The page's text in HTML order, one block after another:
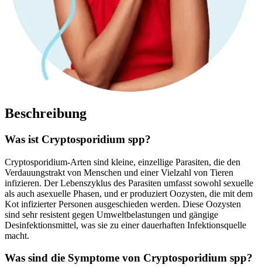
Beschreibung
Was ist Cryptosporidium spp?
Cryptosporidium-Arten sind kleine, einzellige Parasiten, die den
Verdauungstrakt von Menschen und einer Vielzahl von Tieren
infizieren. Der Lebenszyklus des Parasiten umfasst sowohl sexuelle
als auch asexuelle Phasen, und er produziert Oozysten, die mit dem
Kot infizierter Personen ausgeschieden werden. Diese Oozysten
sind sehr resistent gegen Umweltbelastungen und gängige
Desinfektionsmittel, was sie zu einer dauerhaften Infektionsquelle
macht.
Was sind die Symptome von Cryptosporidium spp?